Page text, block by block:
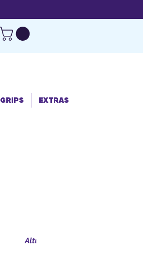
GRIPS EXTRAS
Altura - Medidas - Produção